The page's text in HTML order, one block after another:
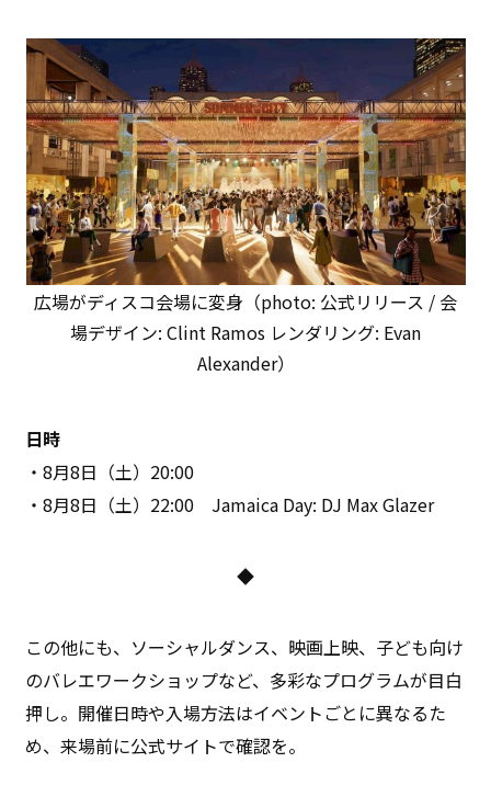
広場がディスコ会場に変身（photo: 公式リリース / 会
場デザイン: Clint Ramos レンダリング: Evan
Alexander）
日時
・8月8日（土）20:00
・8月8日（土）22:00 Jamaica Day: DJ Max Glazer
◆
この他にも、ソーシャルダンス、映画上映、子ども向け
のバレエワークショップなど、多彩なプログラムが目白
押し。開催日時や入場方法はイベントごとに異なるた
め、来場前に公式サイトで確認を。